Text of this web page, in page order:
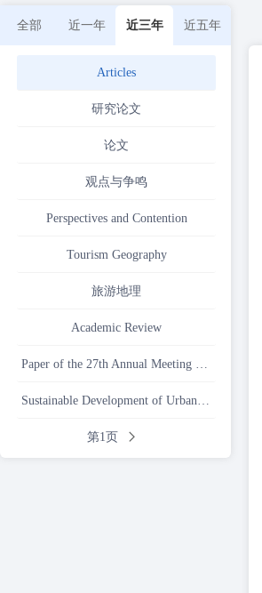
全部 近一年 近三年 近五年
Articles
研究论文
论文
观点与争鸣
Perspectives and Contention
Tourism Geography
旅游地理
Academic Review
Paper of the 27th Annual Meeting of the China Association for Science and Technology
Sustainable Development of Urban and Rural Areas
第1页